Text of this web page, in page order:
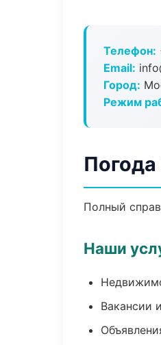
Телефон:
Email:
Город:
Режим
Полный
Наши
Вакансии